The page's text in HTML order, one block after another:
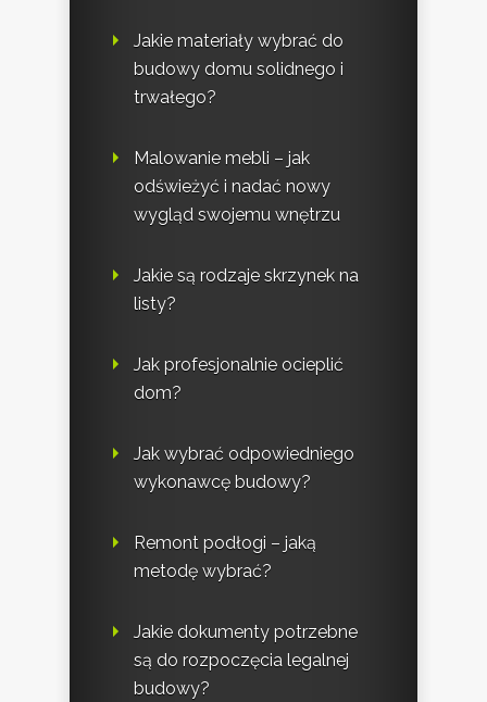
Jakie materiały wybrać do
budowy domu solidnego i
trwałego?
Malowanie mebli – jak
odświeżyć i nadać nowy
wygląd swojemu wnętrzu
Jakie są rodzaje skrzynek na
listy?
Jak profesjonalnie ocieplić
dom?
Jak wybrać odpowiedniego
wykonawcę budowy?
Remont podłogi – jaką
metodę wybrać?
Jakie dokumenty potrzebne
są do rozpoczęcia legalnej
budowy?